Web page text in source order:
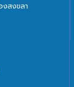
งสงขลา